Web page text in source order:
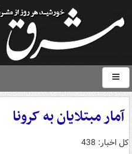
آمار مبتلایان به کرونا
کل اخبار: 438